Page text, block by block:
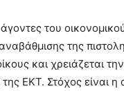
του οικονομικού
της
και χρειάζεται
ΕΚΤ. Στόχος είναι η